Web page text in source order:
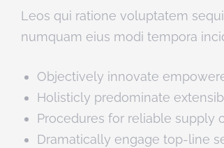
Leos qui ratione voluptatem
numquam eius modi tempora
Objectively innovate
Holisticly predominate
Procedures for reliable supply
Dramatically engage top-line